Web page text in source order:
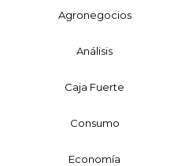
Agronegocios
Análisis
Caja Fuerte
Consumo
Economía